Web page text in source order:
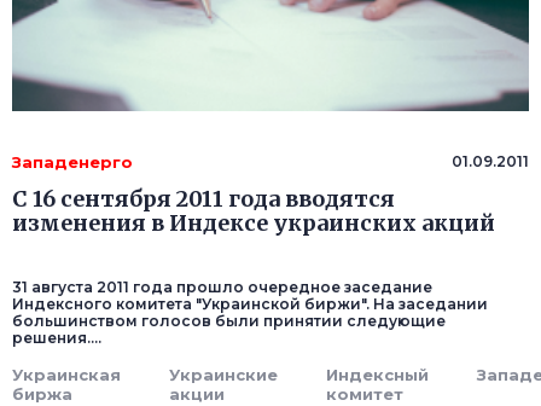
Западенерго 01.09.2011
C 16 сентября 2011 года вводятся
изменения в Индексе украинских акций
31 августа 2011 года прошло очередное заседание
Индексного комитета "Украинской биржи". На заседании
большинством голосов были принятии следующие
решения....
Украинская
биржа
Украинские
акции
Индексный
комитет